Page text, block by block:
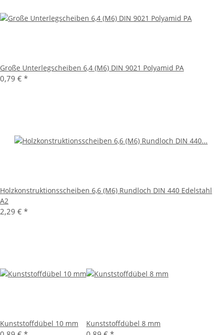
Große Unterlegscheiben 6,4 (M6) DIN 9021 Polyamid PA
0,79 € *
Holzkonstruktionsscheiben 6,6 (M6) Rundloch DIN 440 Edelstahl
A2
2,29 € *
Kunststoffdübel 10 mm Kunststoffdübel 8 mm